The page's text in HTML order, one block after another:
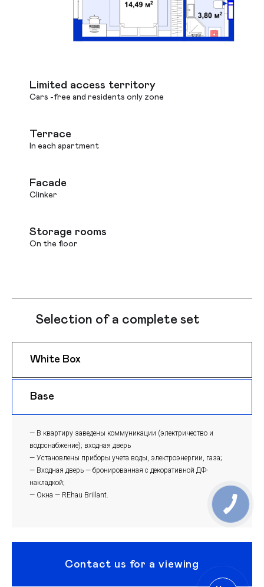
Limited access territory
Cars -free and residents only zone
Terrace
In each apartment
Facade
Clinker
Storage rooms
On the floor
Selection of a complete set
White Box
Base
— В квартиру заведены коммуникации (электричество и
водоснабжение); входная дверь
— Установлены приборы учета воды, электроэнергии, газа;
— Входная дверь — бронированная с декоративной ДФ-
накладкой;
— Окна — REhau Brillant.
Contact us for a viewing